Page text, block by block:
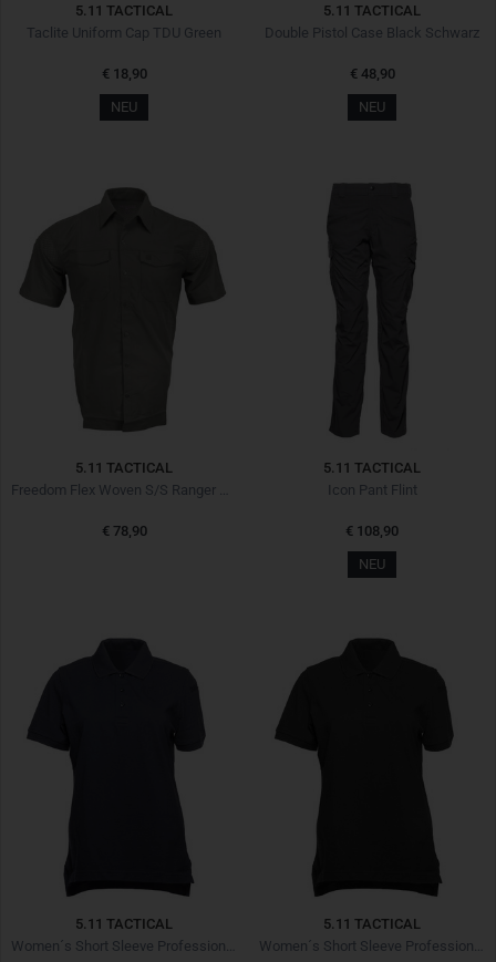
5.11 TACTICAL
Taclite Uniform Cap TDU Green
€ 18,90
NEU
5.11 TACTICAL
Double Pistol Case Black Schwarz
€ 48,90
NEU
5.11 TACTICAL
€ 78,90
5.11 TACTICAL
Icon Pant Flint
€ 108,90
NEU
5.11 TACTICAL
5.11 TACTICAL